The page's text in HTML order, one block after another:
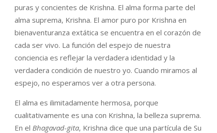
puras y concientes de Krishna. El alma forma parte del
alma suprema, Krishna. El amor puro por Krishna en
bienaventuranza extática se encuentra en el corazón de
cada ser vivo. La función del espejo de nuestra
conciencia es reflejar la verdadera identidad y la
verdadera condición de nuestro yo. Cuando miramos al
espejo, no esperamos ver a otra persona.
El alma es ilimitadamente hermosa, porque
cualitativamente es una con Krishna, la belleza suprema.
En el Bhagavad-gita, Krishna dice que una partícula de Su